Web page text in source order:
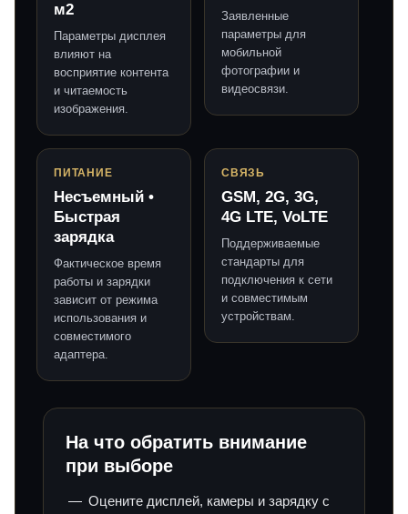
м2
Параметры дисплея
влияют на
восприятие контента
и читаемость
изображения.
Заявленные
параметры для
мобильной
фотографии и
видеосвязи.
ПИТАНИЕ
Несъемный •
Быстрая
зарядка
Фактическое время
работы и зарядки
зависит от режима
использования и
совместимого
адаптера.
СВЯЗЬ
GSM, 2G, 3G,
4G LTE, VoLTE
Поддерживаемые
стандарты для
подключения к сети
и совместимым
устройствам.
На что обратить внимание
при выборе
Оцените дисплей, камеры и зарядку с